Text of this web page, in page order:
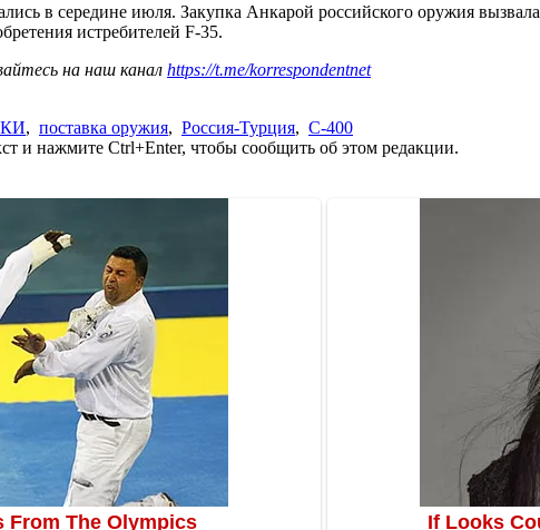
в середине июля. Закупка Анкарой российского оружия
истребителей F-35.
на наш канал https://t.me/korrespondentnet
, поставка оружия, Россия-Турция, С-400
и нажмите Ctrl+Enter, чтобы сообщить об этом редакции.